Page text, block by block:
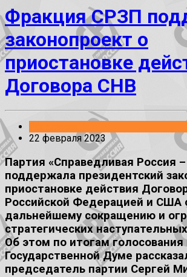
Фракция СРЗП
законопроект о
приостановке
Договора СНВ
22 февраля 2023
Партия «Справедливая Россия
поддержала президентский
приостановке действия
Российской Федерацией и США
дальнейшему сокращению и
стратегических
Об этом по итогам голосования
Государственной Думе
председатель партии Сергей